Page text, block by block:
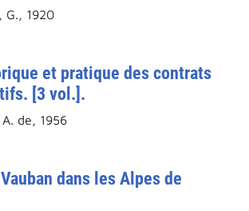
G., 1920
et pratique des contrats
[3 vol.].
A. de, 1956
dans les Alpes de